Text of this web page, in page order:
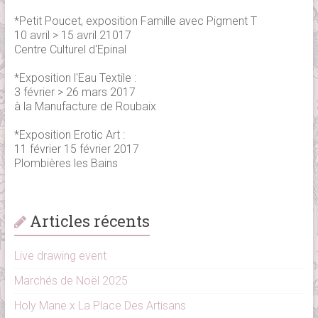
*Petit Poucet, exposition Famille avec Pigment T
10 avril > 15 avril 21017
Centre Culturel d'Epinal
*Exposition l'Eau Textile :
3 février > 26 mars 2017
à la Manufacture de Roubaix
*Exposition Erotic Art :
11 février 15 février 2017
Plombières les Bains
Articles récents
Live drawing event
Marchés de Noël 2025
Holy Mane x La Place Des Artisans